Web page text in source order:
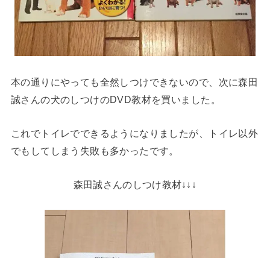
本の通りにやっても全然しつけできないので、次に森田
誠さんの犬のしつけのDVD教材を買いました。
これでトイレでできるようになりましたが、トイレ以外
でもしてしまう失敗も多かったです。
森田誠さんのしつけ教材↓↓↓